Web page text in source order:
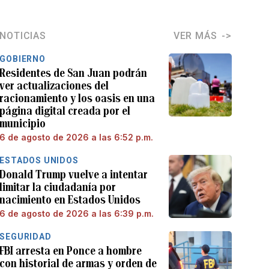
NOTICIAS VER MÁS
GOBIERNO
Residentes de San Juan podrán
ver actualizaciones del
racionamiento y los oasis en una
página digital creada por el
municipio
6 de agosto de 2026 a las 6:52 p.m.
ESTADOS UNIDOS
Donald Trump vuelve a intentar
limitar la ciudadanía por
nacimiento en Estados Unidos
6 de agosto de 2026 a las 6:39 p.m.
SEGURIDAD
FBI arresta en Ponce a hombre
con historial de armas y orden de